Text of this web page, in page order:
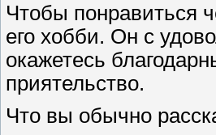
Чтобы понравиться
его хобби. Он с
окажетесь
приятельство.
Что вы обычно